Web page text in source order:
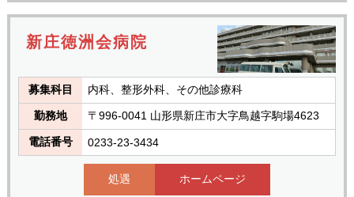
新庄徳洲会病院
募集科目 内科、整形外科、その他診療科
勤務地 〒996-0041 山形県新庄市大字鳥越字駒場4623
電話番号 0233-23-3434
処遇 ホームページ